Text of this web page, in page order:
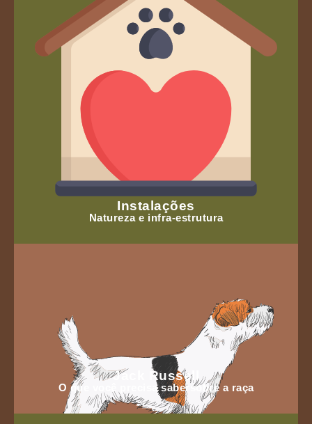
Instalações
Natureza e infra-estrutura
Jack Russell
O que você precisa sabersobre a raça